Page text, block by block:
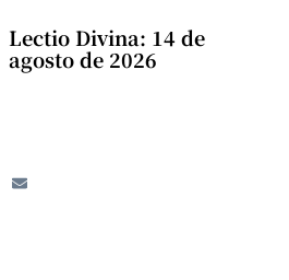
Lectio Divina: 14 de
agosto de 2026